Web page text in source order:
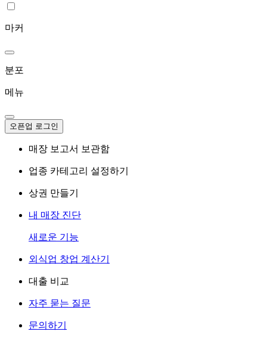
마커
분포
메뉴
오픈업 로그인
매장 보고서 보관함
업종 카테고리 설정하기
상권 만들기
내 매장 진단
새로운 기능
외식업 창업 계산기
대출 비교
자주 묻는 질문
문의하기